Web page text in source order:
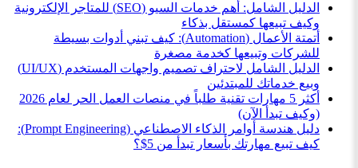
الدليل الشامل: أهم خدمات السيو (SEO) للمتاجر الإلكترونية
وكيف تبيعها كمستقل بذكاء
أتمتة الأعمال (Automation): كيف تبني أدوات بسيطة
للشركات وتبيعها كخدمة مصغرة
الدليل الشامل لاحتراف تصميم واجهات المستخدم (UI/UX)
وبيع خدماتك للمبتدئين
أكثر 5 مهارات تقنية طلباً في منصات العمل الحر لعام 2026
(وكيف تبدأ الآن)
دليل هندسة أوامر الذكاء الاصطناعي (Prompt Engineering):
كيف تبيع مهارتك بأسعار تبدأ من 5$؟